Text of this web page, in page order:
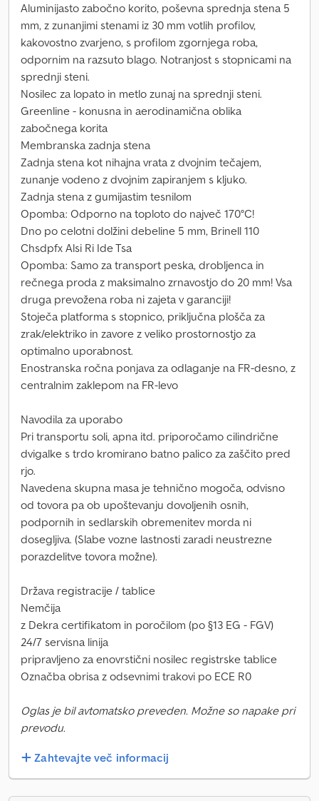
Aluminijasto zabočno korito, poševna sprednja stena 5
mm, z zunanjimi stenami iz 30 mm votlih profilov,
kakovostno zvarjeno, s profilom zgornjega roba,
odpornim na razsuto blago. Notranjost s stopnicami na
sprednji steni.
Nosilec za lopato in metlo zunaj na sprednji steni.
Greenline - konusna in aerodinamična oblika
zabočnega korita
Membranska zadnja stena
Zadnja stena kot nihajna vrata z dvojnim tečajem,
zunanje vodeno z dvojnim zapiranjem s kljuko.
Zadnja stena z gumijastim tesnilom
Opomba: Odporno na toploto do največ 170°C!
Dno po celotni dolžini debeline 5 mm, Brinell 110
Chsdpfx Alsi Ri Ide Tsa
Opomba: Samo za transport peska, drobljenca in
rečnega proda z maksimalno zrnavostjo do 20 mm! Vsa
druga prevožena roba ni zajeta v garanciji!
Stoječa platforma s stopnico, priključna plošča za
zrak/elektriko in zavore z veliko prostornostjo za
optimalno uporabnost.
Enostranska ročna ponjava za odlaganje na FR-desno, z
centralnim zaklepom na FR-levo
Navodila za uporabo
Pri transportu soli, apna itd. priporočamo cilindrične
dvigalke s trdo kromirano batno palico za zaščito pred
rjo.
Navedena skupna masa je tehnično mogoča, odvisno
od tovora pa ob upoštevanju dovoljenih osnih,
podpornih in sedlarskih obremenitev morda ni
dosegljiva. (Slabe vozne lastnosti zaradi neustrezne
porazdelitve tovora možne).
Država registracije / tablice
Nemčija
z Dekra certifikatom in poročilom (po §13 EG - FGV)
24/7 servisna linija
pripravljeno za enovrstični nosilec registrske tablice
Označba obrisa z odsevnimi trakovi po ECE R0
Oglas je bil avtomatsko preveden. Možne so napake pri
prevodu.
Zahtevajte več informacij